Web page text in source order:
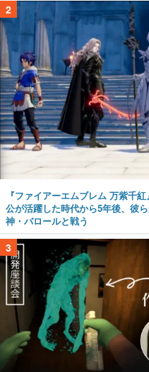
2
『ファイアーエムブレム 万紫千
公が活躍した時代から5年後、彼
神・バロールと戦う
3